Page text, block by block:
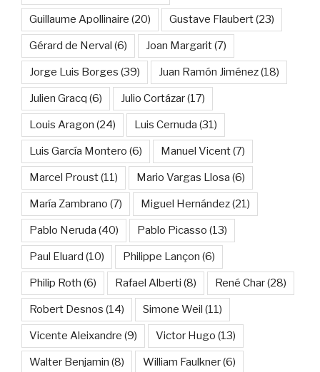
Guillaume Apollinaire (20) Gustave Flaubert(23)
Gérard de Nerval (6) Joan Margarit(7)
Jorge Luis Borges (39) Juan Ramón Jiménez(18)
Julien Gracq (6) Julio Cortázar(17)
Louis Aragon (24) Luis Cernuda (31)
Luis García Montero (6) Manuel Vicent(7)
Marcel Proust(11) Mario Vargas Llosa (6)
María Zambrano (7) Miguel Hernández(21)
Pablo Neruda (40) Pablo Picasso (13)
Paul Eluard (10) Philippe Lançon (6)
Philip Roth (6) Rafael Alberti (8) René Char(28)
Robert Desnos (14) Simone Weil (11)
Vicente Aleixandre (9) Victor Hugo (13)
Walter Benjamin (8) William Faulkner(6)